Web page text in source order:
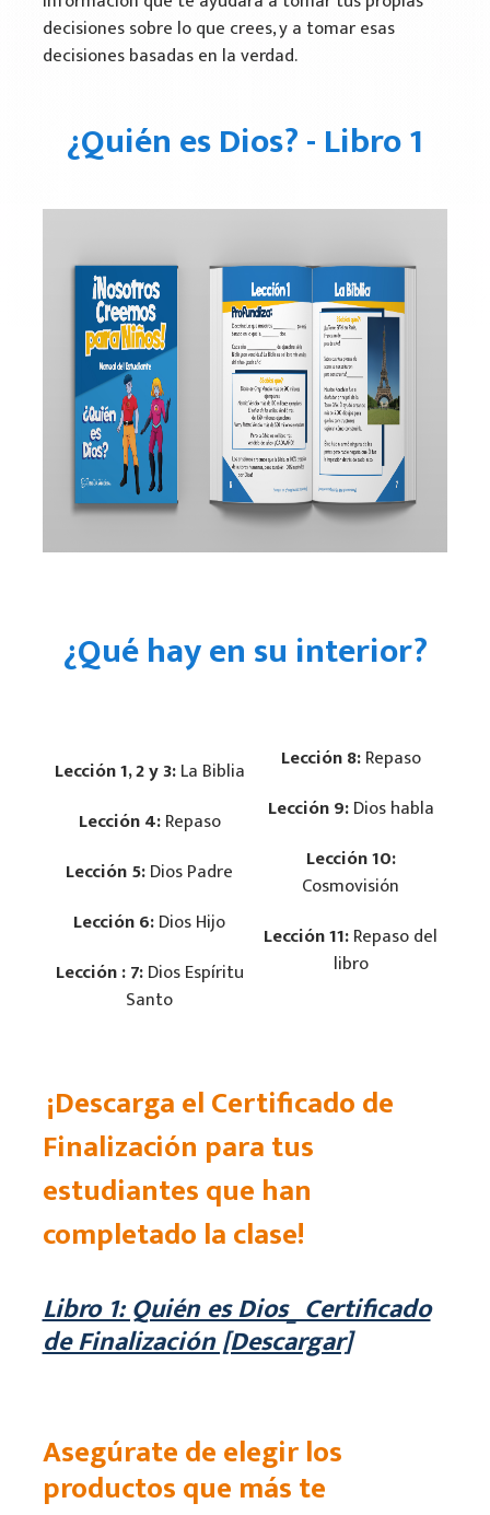
Quien es Dios - Libro 1
Thriving in the Spirit
Media
Partners
Legal
In Memory
decisiones sobre lo que crees, y a tomar esas
decisiones basadas en la verdad.
¿Quién es Dios? - Libro 1
¿Qué hay en su interior?
Lección 1, 2 y 3:La Biblia
Lección4:Repaso
Lección5:Dios Padre
Lección6:Dios Hijo
Lección: 7:Dios Espíritu
Santo
Lección8:Repaso
Lección9:Dios habla
Lección10:
Cosmovisión
Lección11:Repaso del
libro
¡Descarga el Certificado de
Finalización para tus
estudiantes que han
completado la clase!
Libro 1: Quién es Dios_ Certificado
de Finalización [Descargar]
Asegúrate de elegir los
productos que más te